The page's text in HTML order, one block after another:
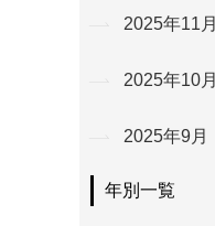
2025年11月
2025年10月
2025年9月
年別一覧